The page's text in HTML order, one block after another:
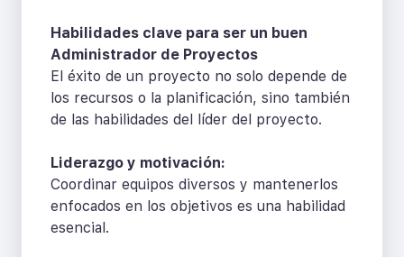
Habilidades clave para ser un buen
Administrador de Proyectos
El éxito de un proyecto no solo depende de
los recursos o la planificación, sino también
de las habilidades del líder del proyecto.
Liderazgo y motivación:
Coordinar equipos diversos y mantenerlos
enfocados en los objetivos es una habilidad
esencial.